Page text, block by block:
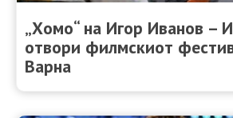
„Хомо“ на Игор Иванов –
отвори филмскиот
Варна